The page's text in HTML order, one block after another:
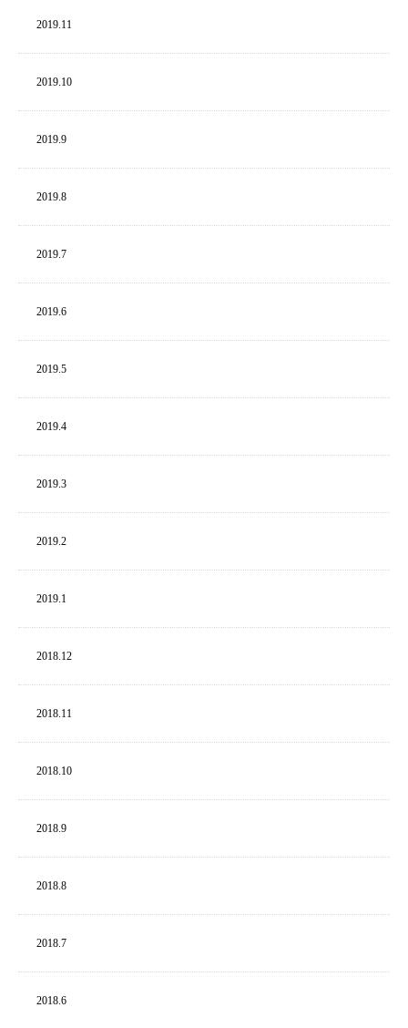
2019. 11
2019. 10
2019. 9
2019. 8
2019. 7
2019. 6
2019. 5
2019. 4
2019. 3
2019. 2
2019. 1
2018. 12
2018. 11
2018. 10
2018. 9
2018. 8
2018. 7
2018. 6